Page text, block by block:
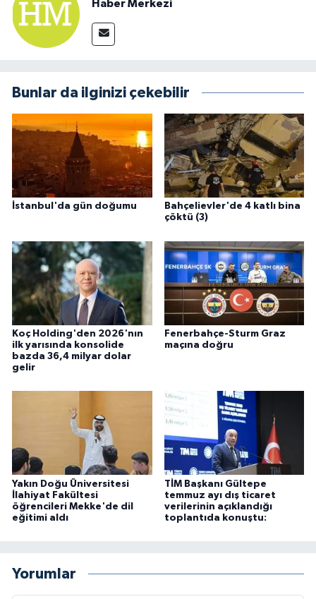
Haber Merkezi
Bunlar da ilginizi çekebilir
İstanbul'da gün doğumu
Bahçelievler'de 4 katlı bina
çöktü (3)
Koç Holding'den 2026'nın
ilk yarısında konsolide
bazda 36,4 milyar dolar
gelir
Fenerbahçe-Sturm Graz
maçına doğru
Yakın Doğu Üniversitesi
İlahiyat Fakültesi
öğrencileri Mekke'de dil
eğitimi aldı
TİM Başkanı Gültepe
temmuz ayı dış ticaret
verilerinin açıklandığı
toplantıda konuştu:
Yorumlar